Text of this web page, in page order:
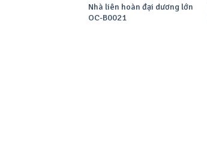
Nhà liên hoàn đại dương lớn
OC-B0021